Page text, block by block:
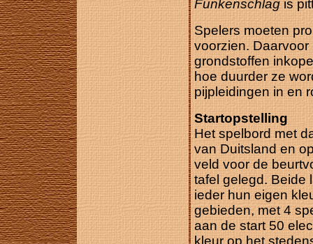
Funkenschlagis
Spelers moeten
voorzien.
grondstoffen
hoe duurder ze
pijpleidingen in en
Startopstelling
Het spelbord met
van Duitsland en
veld voor de
tafel gelegd. Beide
ieder hun eigen
gebieden, met 4
aan de start 50
kleur op het